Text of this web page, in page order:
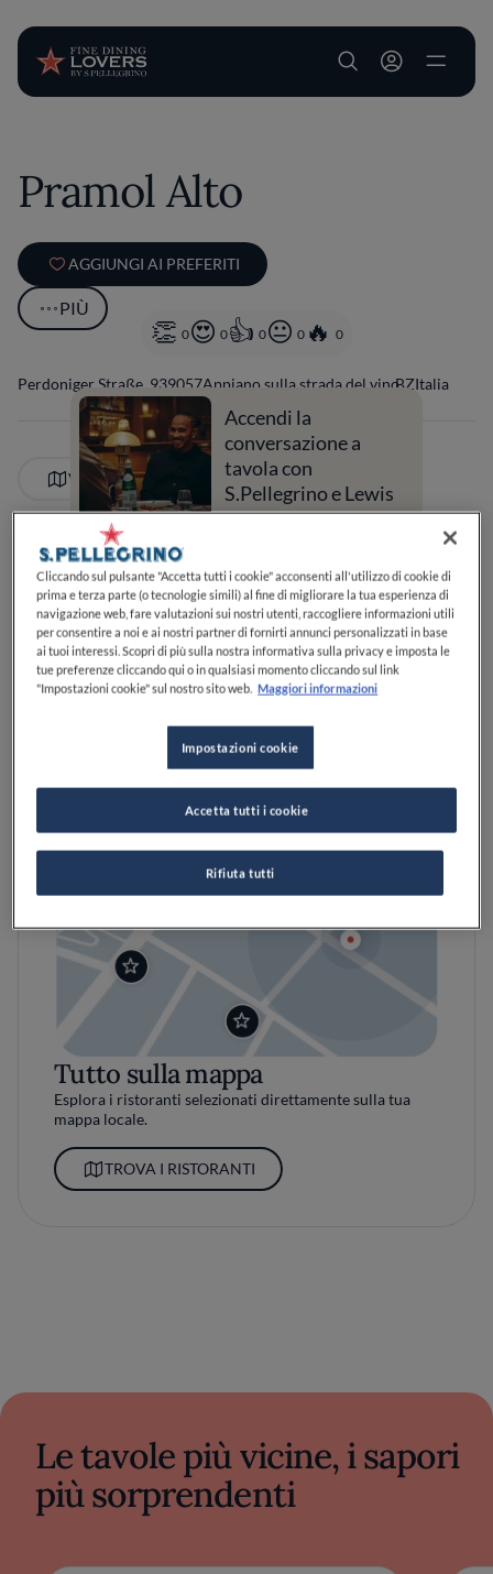
User account
Pramol Alto
AGGIUNGI AI PREFERITI
PIÙ
0 0 0 0 0
Accendi la
conversazione a
tavola con
S.Pellegrino e Lewis
Hamilton
Perdoniger Straße, 939057Appiano sulla strada del vinoBZItalia
VEDI SULLA MAPPA
Identità Golose
Tutto sulla mappa
Esplora i ristoranti selezionati direttamente sulla tua
mappa locale.
TROVA I RISTORANTI
Le tavole più vicine, i sapori
più sorprendenti
Cliccando sul pulsante "Accetta tutti i cookie" acconsenti all'utilizzo di cookie di
prima e terza parte (o tecnologie simili) al fine di migliorare la tua esperienza di
navigazione web, fare valutazioni sui nostri utenti, raccogliere informazioni utili
per consentire a noi e ai nostri partner di fornirti annunci personalizzati in base
ai tuoi interessi. Scopri di più sulla nostra informativa sulla privacy e imposta le
tue preferenze cliccando qui o in qualsiasi momento cliccando sul link
"Impostazioni cookie" sul nostro sito web. Maggiori informazioni
Impostazioni cookie
Rifiuta tutti
Accetta tutti i cookie